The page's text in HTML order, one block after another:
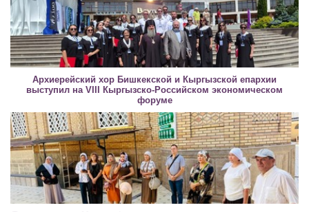
Архиерейский хор Бишкекской и Кыргызской епархии
выступил на VIII Кыргызско-Российском экономическом
форуме